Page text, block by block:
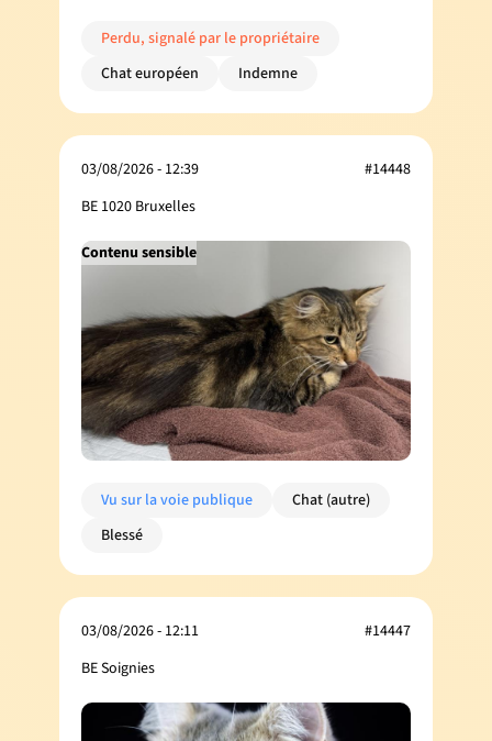
Perdu, signalé par le propriétaire
Chat européen
Indemne
03/08/2026 - 12:39
BE 1020 Bruxelles
#14448
Contenu sensible
Vu sur la voie publique
Chat (autre)
Blessé
03/08/2026 - 12:11
BE Soignies
#14447